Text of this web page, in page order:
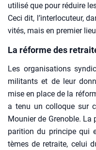
uti­li­sé que pour réduire
Ceci dit, l’in­ter­lo­cu­teur,
vi­tés, mais en pre­mier
La réforme des
Les orga­ni­sa­tions
mili­tants et de leur
mise en place de la
a tenu un col­loque sur
Mou­nier de Gre­noble.
pa­ri­tion du prin­cipe qui
tèmes de retraite, celui